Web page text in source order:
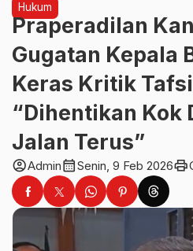
Hukum
Praperadilan
Gugatan Kepala
Keras Kritik
“Dihentikan Kok
Jalan Terus”
account_circleAdmincalendar_monthSenin, 9 Feb 2026print